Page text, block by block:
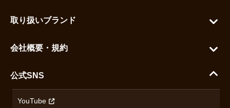
お気に入りを見る
ご利用ガイド
配送・送料について
取り扱いブランド
セイコー
カシオ
会社概要・規約
沿革
公式SNS
YouTube